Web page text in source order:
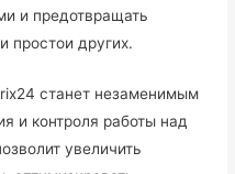
и предотвращать
простои других.
станет незаменимым
и контроля работы над
увеличить